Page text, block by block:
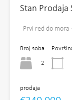
Stan Prodaja
Prvi red do mora
Broj soba
2
prodaja